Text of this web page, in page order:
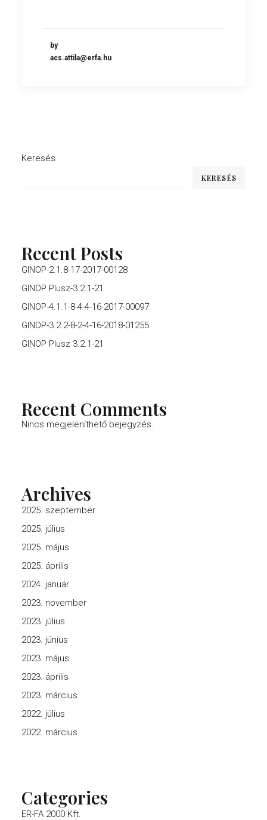
by
acs.attila@erfa.hu
Keresés
KERESÉS
Recent Posts
GINOP-2.1.8-17-2017-00128
GINOP Plusz-3.2.1-21
GINOP-4.1.1-8-4-4-16-2017-00097
GINOP-3.2.2-8-2-4-16-2018-01255
GINOP Plusz 3.2.1-21
Recent Comments
Nincs megjeleníthető bejegyzés.
Archives
2025. szeptember
2025. július
2025. május
2025. április
2024. január
2023. november
2023. július
2023. június
2023. május
2023. április
2023. március
2022. július
2022. március
Categories
ER-FA 2000 Kft.